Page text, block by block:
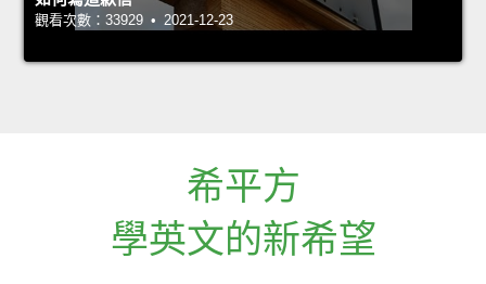
觀看次數：33929 • 2021-12-23
希平方
學英文的新希望